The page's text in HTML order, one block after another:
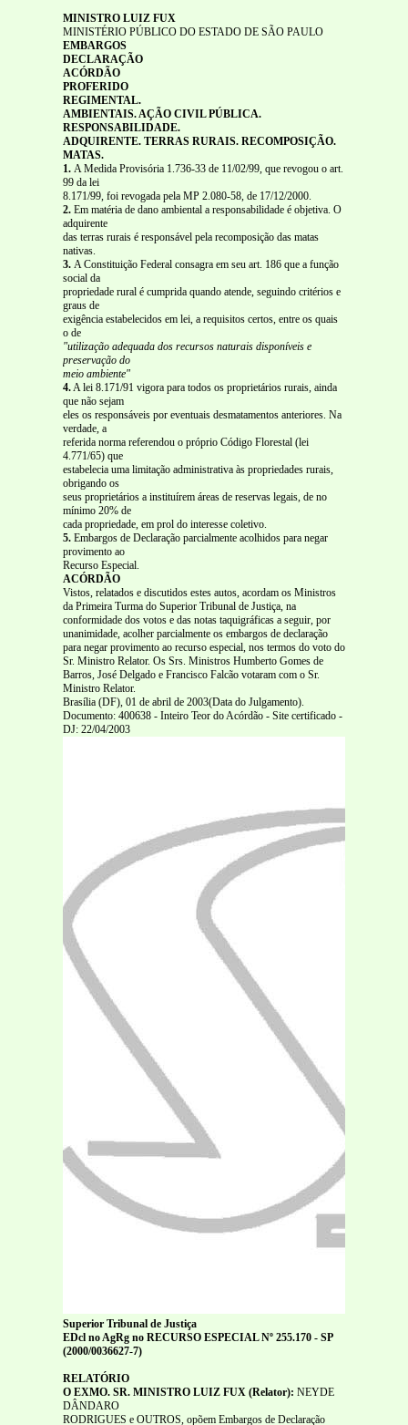
MINISTRO LUIZ FUX
MINISTÉRIO PÚBLICO DO ESTADO DE SÃO PAULO
EMBARGOS
DECLARAÇÃO
ACÓRDÃO
PROFERIDO
REGIMENTAL.
AMBIENTAIS. AÇÃO CIVIL PÚBLICA.
RESPONSABILIDADE.
ADQUIRENTE. TERRAS RURAIS. RECOMPOSIÇÃO.
MATAS.
1. A Medida Provisória 1.736-33 de 11/02/99, que revogou o art.
99 da lei
8.171/99, foi revogada pela MP 2.080-58, de 17/12/2000.
2. Em matéria de dano ambiental a responsabilidade é objetiva. O
adquirente
das terras rurais é responsável pela recomposição das matas
nativas.
3. A Constituição Federal consagra em seu art. 186 que a função
social da
propriedade rural é cumprida quando atende, seguindo critérios e
graus de
exigência estabelecidos em lei, a requisitos certos, entre os quais
o de
"utilização adequada dos recursos naturais disponíveis e
preservação do
meio ambiente"
4.A lei 8.171/91 vigora para todos os proprietários rurais, ainda
que não sejam
eles os responsáveis por eventuais desmatamentos anteriores. Na
verdade, a
referida norma referendou o próprio Código Florestal (lei
4.771/65) que
estabelecia uma limitação administrativa às propriedades rurais,
obrigando os
seus proprietários a instituírem áreas de reservas legais, de no
mínimo 20% de
cada propriedade, em prol do interesse coletivo.
5. Embargos de Declaração parcialmente acolhidos para negar
provimento ao
Recurso Especial.
ACÓRDÃO
Vistos, relatados e discutidos estes autos, acordam os Ministros
da Primeira Turma do Superior Tribunal de Justiça, na
conformidade dos votos e das notas taquigráficas a seguir, por
unanimidade, acolher parcialmente os embargos de declaração
para negar provimento ao recurso especial, nos termos do voto do
Sr. Ministro Relator. Os Srs. Ministros Humberto Gomes de
Barros, José Delgado e Francisco Falcão votaram com o Sr.
Ministro Relator.
Brasília (DF), 01 de abril de 2003(Data do Julgamento).
Documento: 400638 - Inteiro Teor do Acórdão - Site certificado -
DJ: 22/04/2003
Superior Tribunal de Justiça
EDcl no AgRg no RECURSO ESPECIAL Nº 255.170 - SP
(2000/0036627-7)
RELATÓRIO
O EXMO. SR. MINISTRO LUIZ FUX (Relator): NEYDE
DÂNDARO
RODRIGUES e OUTROS, opõem Embargos de Declaração